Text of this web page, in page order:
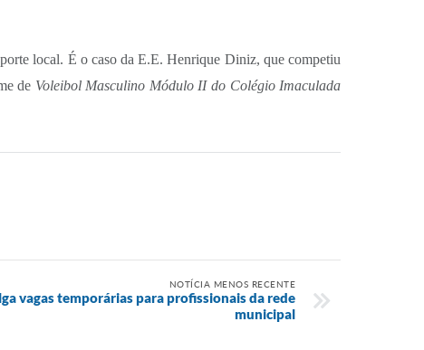
local. É o caso da E.E. Henrique Diniz, que competiu
de Voleibol Masculino Módulo II do Colégio Imaculada
NOTÍCIA MENOS RECENTE
vagas temporárias para profissionais da rede
municipal